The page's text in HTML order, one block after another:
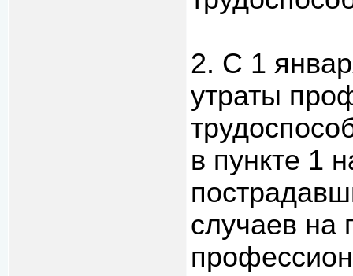
2. С 1
утраты
в пункте 1
случаев на